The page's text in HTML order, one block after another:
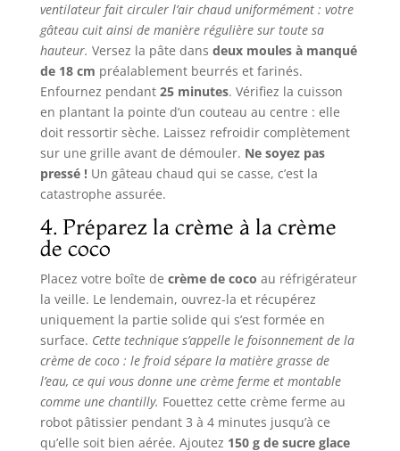
ventilateur fait circuler l’air chaud uniformément : votre
gâteau cuit ainsi de manière régulière sur toute sa
hauteur. Versez la pâte dans deux moules à manqué
de 18 cm préalablement beurrés et farinés.
Enfournez pendant 25 minutes. Vérifiez la cuisson
en plantant la pointe d’un couteau au centre : elle
doit ressortir sèche. Laissez refroidir complètement
sur une grille avant de démouler. Ne soyez pas
pressé !Un gâteau chaud qui se casse, c’est la
catastrophe assurée.
4. Préparez la crème à la crème
de coco
Placez votre boîte de crème de coco au réfrigérateur
la veille. Le lendemain, ouvrez-la et récupérez
uniquement la partie solide qui s’est formée en
surface. Cette technique s’appelle le foisonnement de la
crème de coco : le froid sépare la matière grasse de
l’eau, ce qui vous donne une crème ferme et montable
comme une chantilly. Fouettez cette crème ferme au
robot pâtissier pendant 3 à 4 minutes jusqu’à ce
qu’elle soit bien aérée. Ajoutez 150 g de sucre glace